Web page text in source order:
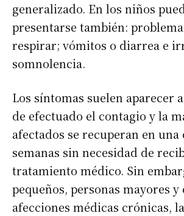
generalizado. En los niños
presentarse también:
respirar; vómitos o diarrea e
somnolencia.
Los síntomas suelen aparecer
de efectuado el contagio y la
afectados se recuperan en una
semanas sin necesidad de
tratamiento médico. Sin
pequeños, personas mayores y
afecciones médicas crónicas,